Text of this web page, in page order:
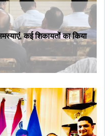
कई शिकायतों का किया